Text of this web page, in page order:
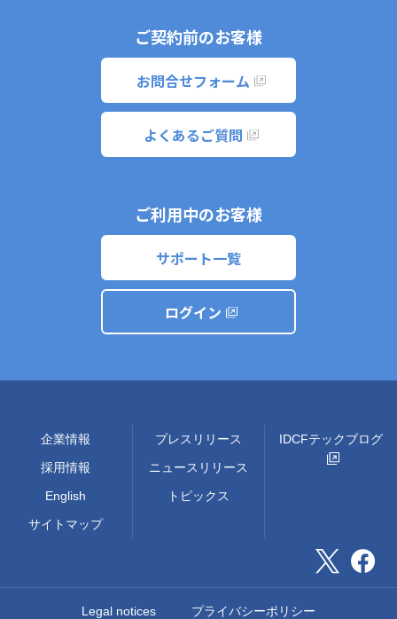
ご契約前のお客様
お問合せフォーム
よくあるご質問
ご利用中のお客様
サポート一覧
ログイン
企業情報
採用情報
English
サイトマップ
プレスリリース
ニュースリリース
トピックス
IDCFテックブログ
Legal notices プライバシーポリシー